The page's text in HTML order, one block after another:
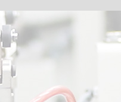
特殊定制 客户